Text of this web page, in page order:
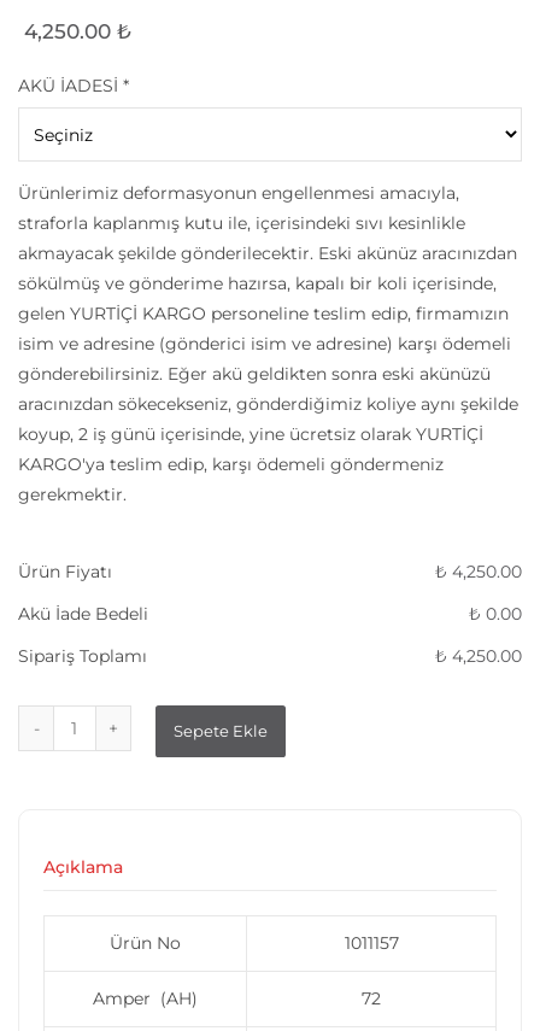
4,250.00 ₺
AKÜ İADESİ *
Ürünlerimiz deformasyonun engellenmesi amacıyla,
straforla kaplanmış kutu ile, içerisindeki sıvı kesinlikle
akmayacak şekilde gönderilecektir. Eski akünüz aracınızdan
sökülmüş ve gönderime hazırsa, kapalı bir koli içerisinde,
gelen YURTİÇİ KARGO personeline teslim edip, firmamızın
isim ve adresine (gönderici isim ve adresine) karşı ödemeli
gönderebilirsiniz. Eğer akü geldikten sonra eski akünüzü
aracınızdan sökecekseniz, gönderdiğimiz koliye aynı şekilde
koyup, 2 iş günü içerisinde, yine ücretsiz olarak YURTİÇİ
KARGO'ya teslim edip, karşı ödemeli göndermeniz
gerekmektir.
Ürün Fiyatı 4,250.00
₺
Akü İade Bedeli
0.00
₺
Sipariş Toplamı
4,250.00
₺
Sepete Ekle
Açıklama
Ürün No 1011157
Amper (AH) 72